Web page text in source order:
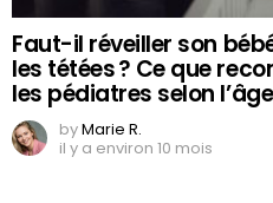
Faut-il réveiller son
les tétées ? Ce que
les pédiatres selon
byMarie R.
il y a environ 10 mois